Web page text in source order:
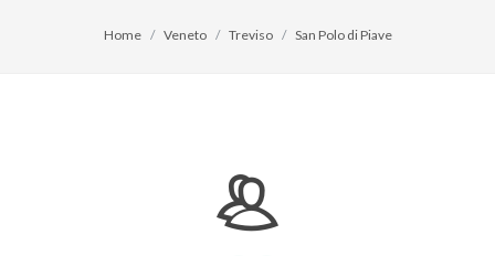
Home Veneto Treviso San Polo di Piave